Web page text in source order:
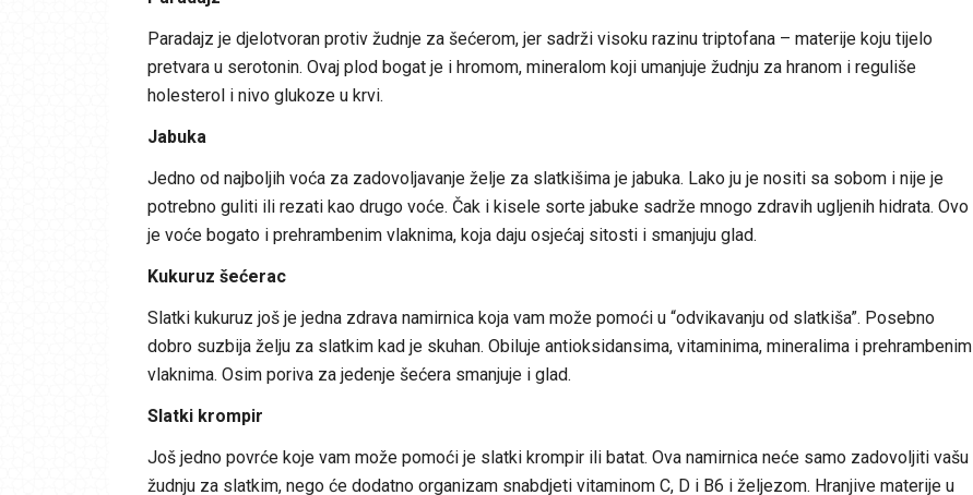
Paradajz je djelotvoran protiv žudnje za šećerom, jer sadrži visoku razinu triptofana – materije koju tijelo
pretvara u serotonin. Ovaj plod bogat je i hromom, mineralom koji umanjuje žudnju za hranom i reguliše
holesterol i nivo glukoze u krvi.
Jabuka
Jedno od najboljih voća za zadovoljavanje želje za slatkišima je jabuka. Lako ju je nositi sa sobom i nije je
potrebno guliti ili rezati kao drugo voće. Čak i kisele sorte jabuke sadrže mnogo zdravih ugljenih hidrata. Ovo
je voće bogato i prehrambenim vlaknima, koja daju osjećaj sitosti i smanjuju glad.
Kukuruz šećerac
Slatki kukuruz još je jedna zdrava namirnica koja vam može pomoći u “odvikavanju od slatkiša”. Posebno
dobro suzbija želju za slatkim kad je skuhan. Obiluje antioksidansima, vitaminima, mineralima i prehrambenim
vlaknima. Osim poriva za jedenje šećera smanjuje i glad.
Slatki krompir
Još jedno povrće koje vam može pomoći je slatki krompir ili batat. Ova namirnica neće samo zadovoljiti vašu
žudnju za slatkim, nego će dodatno organizam snabdjeti vitaminom C, D i B6 i željezom. Hranjive materije u